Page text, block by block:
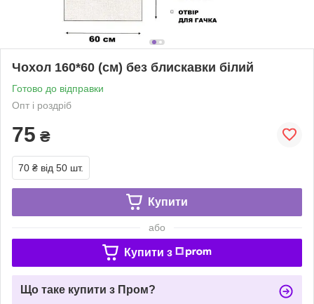
Чохол 160*60 (см) без блискавки білий
Готово до відправки
Опт і роздріб
75 ₴
70 ₴ від 50 шт.
Купити
або
Купити з
Що таке купити з Пром?